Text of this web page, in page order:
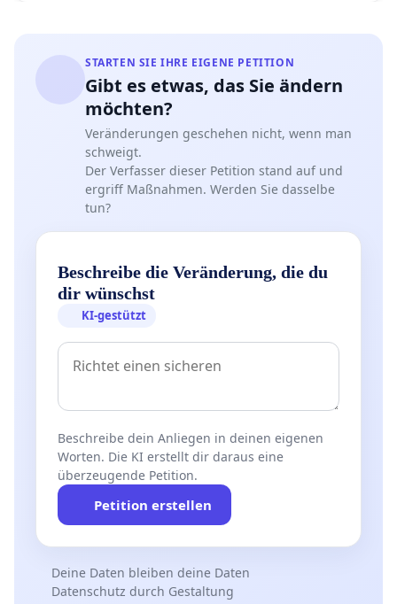
STARTEN SIE IHRE EIGENE PETITION
Gibt es etwas, das Sie ändern
möchten?
Veränderungen geschehen nicht, wenn man
schweigt.
Der Verfasser dieser Petition stand auf und
ergriff Maßnahmen. Werden Sie dasselbe
tun?
Beschreibe die Veränderung, die du
dir wünschst
KI-gestützt
Beschreibe dein Anliegen in deinen eigenen
Worten. Die KI erstellt dir daraus eine
überzeugende Petition.
Petition erstellen
Deine Daten bleiben deine Daten
Datenschutz durch Gestaltung